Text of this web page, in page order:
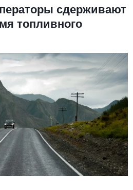
сдерживают
топливного